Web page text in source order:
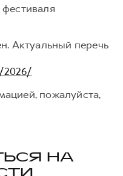
Актуальный перечь
2026/
пожалуйста,
НА